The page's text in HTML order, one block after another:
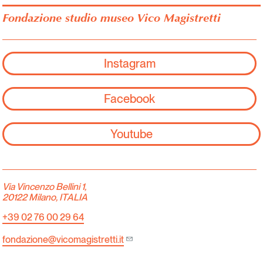
Fondazione studio museo Vico Magistretti
Instagram
Facebook
Youtube
Via Vincenzo Bellini 1,
20122 Milano, ITALIA
+39 02 76 00 29 64
fondazione@vicomagistretti.it